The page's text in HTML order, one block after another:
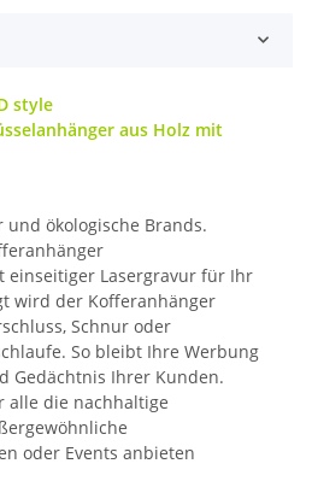
style
aus Holz mit
und ökologische Brands.
einseitiger Lasergravur für Ihr
wird der Kofferanhänger
Schnur oder
So bleibt Ihre Werbung
Gedächtnis Ihrer Kunden.
alle die nachhaltige
oder Events anbieten